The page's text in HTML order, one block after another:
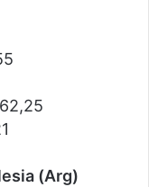
(Arg)